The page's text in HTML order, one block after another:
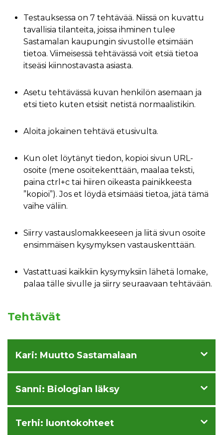
Testauksessa on 7 tehtävää. Niissä on kuvattu
tavallisia tilanteita, joissa ihminen tulee
Sastamalan kaupungin sivustolle etsimään
tietoa. Viimeisessä tehtävässä voit etsiä tietoa
itseäsi kiinnostavasta asiasta.
Asetu tehtävässä kuvan henkilön asemaan ja
etsi tieto kuten etsisit netistä normaalistikin.
Aloita jokainen tehtävä etusivulta.
Kun olet löytänyt tiedon, kopioi sivun URL-
osoite (mene osoitekenttään, maalaa teksti,
paina ctrl+c tai hiiren oikeasta painikkeesta
”kopioi”). Jos et löydä etsimääsi tietoa, jätä tämä
vaihe väliin.
Siirry vastauslomakkeeseen ja liitä sivun osoite
ensimmäisen kysymyksen vastauskenttään.
Vastattuasi kaikkiin kysymyksiin lähetä lomake,
palaa tälle sivulle ja siirry seuraavaan tehtävään.
Tehtävät
Kari: Muutto Sastamalaan
Sanni: Biologian läksy
Terhi: luontokohteet